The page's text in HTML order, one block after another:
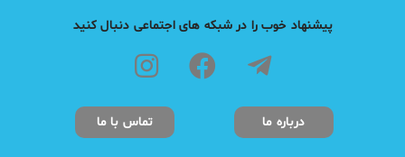
پیشنهاد خوب را در شبکه های اجتماعی دنبال کنید
درباره ما تماس با ما